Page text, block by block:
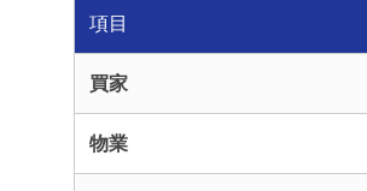
項目
買家
物業